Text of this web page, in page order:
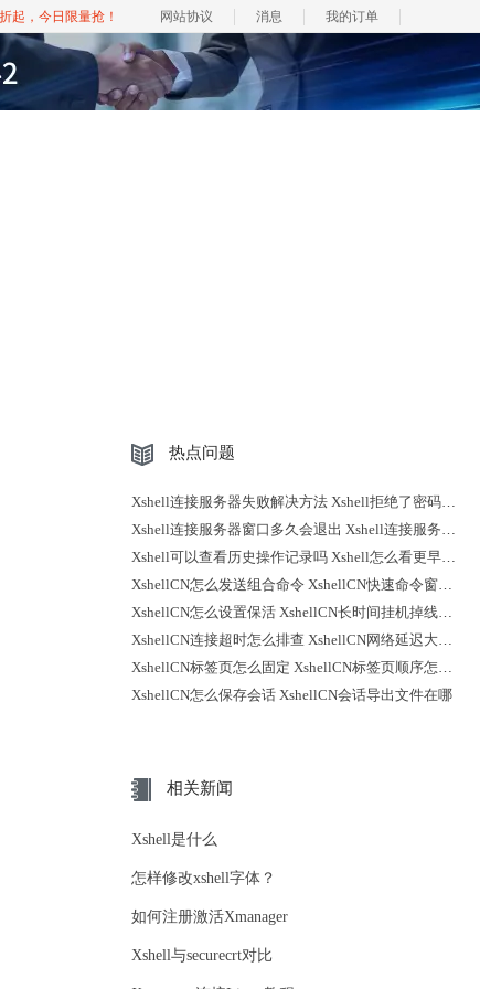
起，今日限量抢！ 网站协议 消息 我的订单
热点问题
Xshell连接服务器失败解决方法 Xshell拒绝了密码怎么回事
Xshell连接服务器窗口多久会退出 Xshell连接服务器时不弹出登录提示
Xshell可以查看历史操作记录吗 Xshell怎么看更早之前的记录
XshellCN怎么发送组合命令 XshellCN快速命令窗口怎么打开
XshellCN怎么设置保活 XshellCN长时间挂机掉线怎么减少
XshellCN连接超时怎么排查 XshellCN网络延迟大怎么优化
XshellCN标签页怎么固定 XshellCN标签页顺序怎么调整
XshellCN怎么保存会话 XshellCN会话导出文件在哪
相关新闻
Xshell是什么
怎样修改xshell字体？
如何注册激活Xmanager
Xshell与securecrt对比